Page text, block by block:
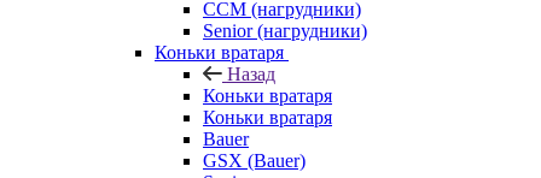
CCM (нагрудники)
Senior (нагрудники)
Коньки вратаря
Назад
Коньки вратаря
Коньки вратаря
Bauer
GSX (Bauer)